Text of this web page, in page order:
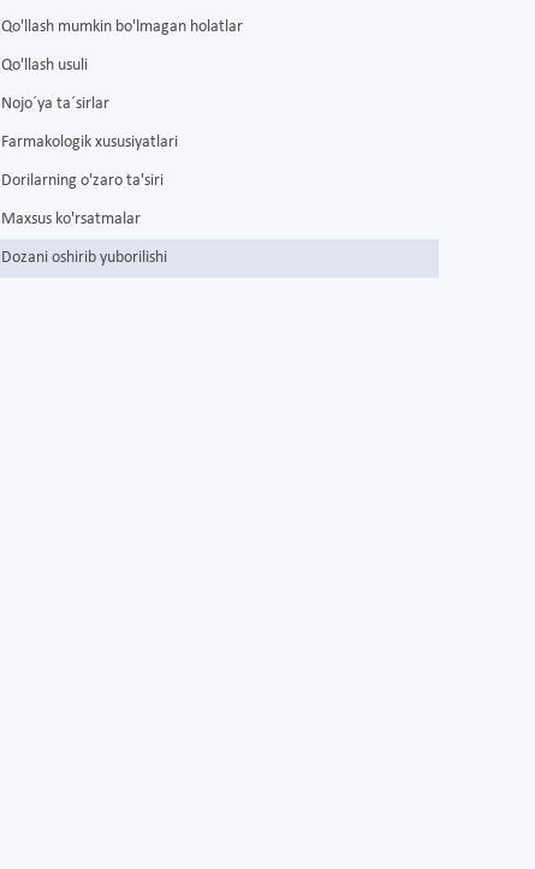
Qo'llash mumkin bo'lmagan holatlar
Qo'llash usuli
Nojo´ya ta´sirlar
Farmakologik xususiyatlari
Dorilarning o'zaro ta'siri
Maxsus ko'rsatmalar
Dozani oshirib yuborilishi